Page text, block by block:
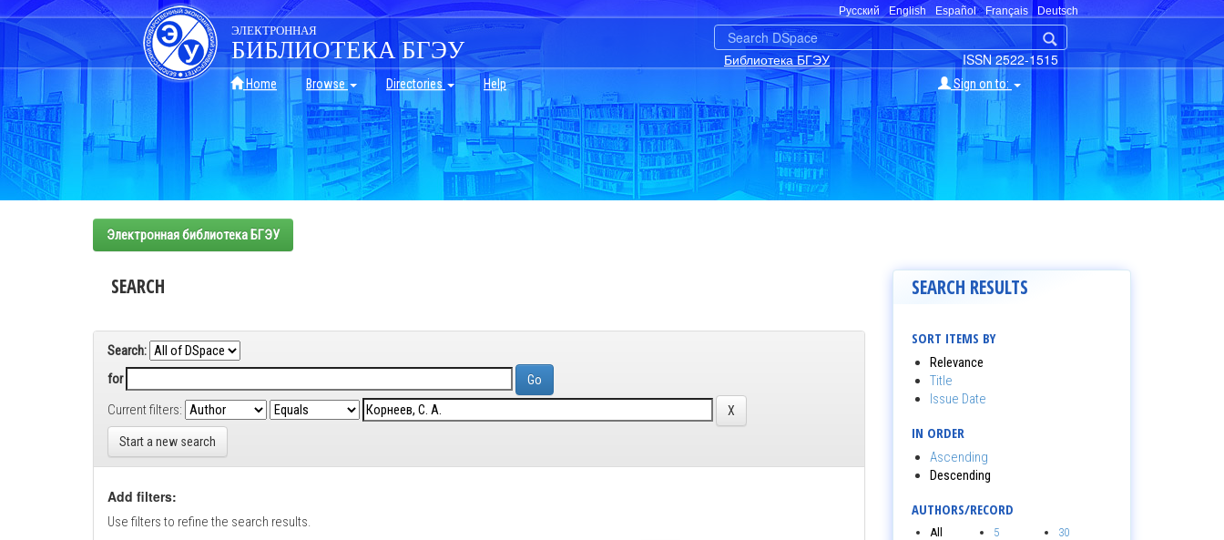
Skip
navigation
Русский English Español Français Deutsch
ISSN 2522-1515
Библиотека БГЭУ
ЭЛЕКТРОННАЯ
БИБЛИОТЕКА БГЭУ
Home Browse Directories Help Sign on to:
Электронная библиотека БГЭУ
SEARCH
Search:
for
Current filters:
Start a new search
Add filters:
Use filters to refine the search results.
SEARCH RESULTS
SORT ITEMS BY
Relevance
Title
Issue Date
IN ORDER
Ascending
Descending
AUTHORS/RECORD
All
5
30